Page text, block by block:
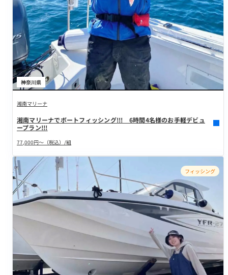
神奈川県
湘南マリーナ
湘南マリーナでボートフィッシング!!! 6時間4名様のお手軽デビュ
ープラン!!!
77,000円～（税込）/組
フィッシング